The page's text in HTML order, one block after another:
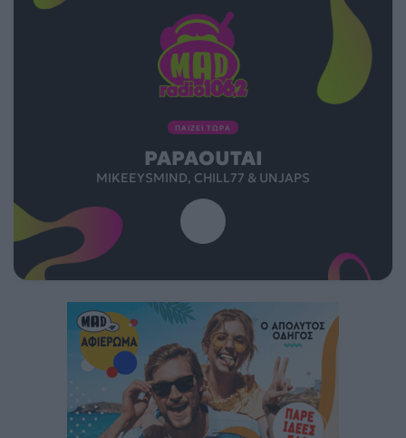
ΠΑΙΖΕΙ ΤΩΡΑ
PAPAOUTAI
MIKEEYSMIND, CHILL77 & UNJAPS